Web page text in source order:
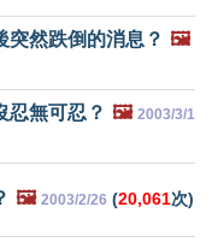
突然跌倒的消息？ 🖼️
忍無可忍？ 🖼️ 2003/3/1
🖼️ 2003/2/26 (20,061次)